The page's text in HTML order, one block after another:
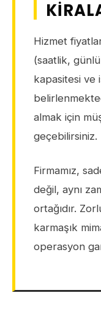
Hizmet
(saatlik,
kapasitesi ve
almak için
geçebilirsiniz.
Firmamız,
değil, aynı
ortağıdır.
karmaşık
operasyon